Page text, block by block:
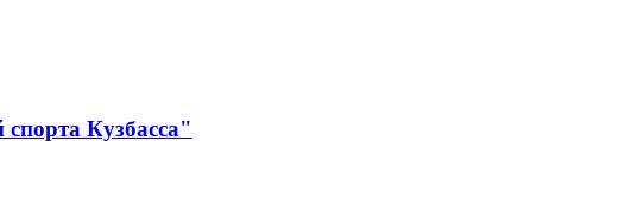
Кузбасса"